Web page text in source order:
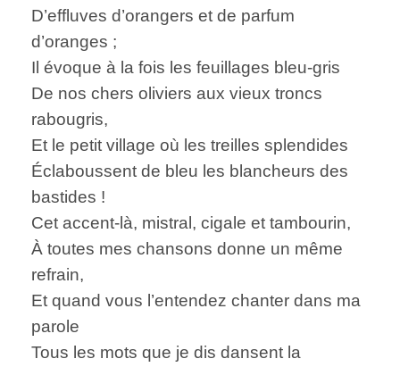
D’effluves d’orangers et de parfum
d’oranges ;
Il évoque à la fois les feuillages bleu-gris
De nos chers oliviers aux vieux troncs
rabougris,
Et le petit village où les treilles splendides
Éclaboussent de bleu les blancheurs des
bastides !
Cet accent-là, mistral, cigale et tambourin,
À toutes mes chansons donne un même
refrain,
Et quand vous l’entendez chanter dans ma
parole
Tous les mots que je dis dansent la